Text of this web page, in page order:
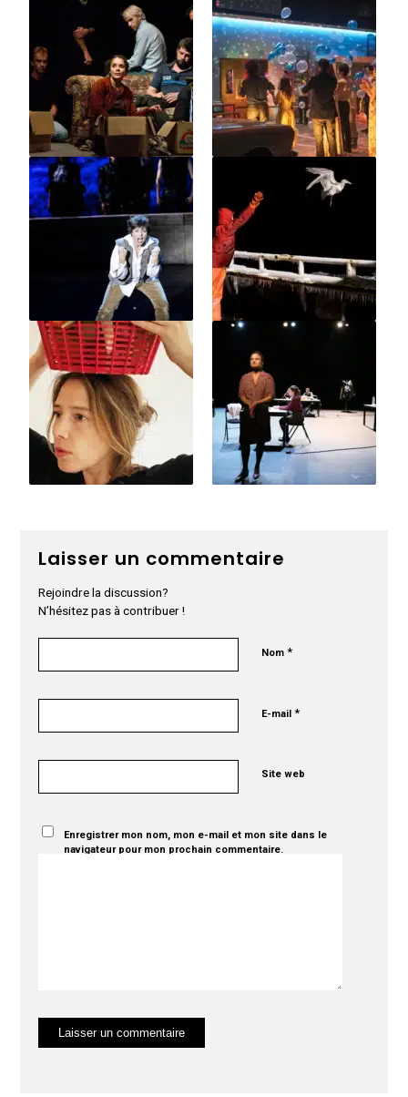
Laisser un commentaire
Rejoindre la discussion?
N’hésitez pas à contribuer !
Nom*
E-mail*
Site web
Enregistrer mon nom, mon e-mail et mon site dans le
navigateur pour mon prochain commentaire.